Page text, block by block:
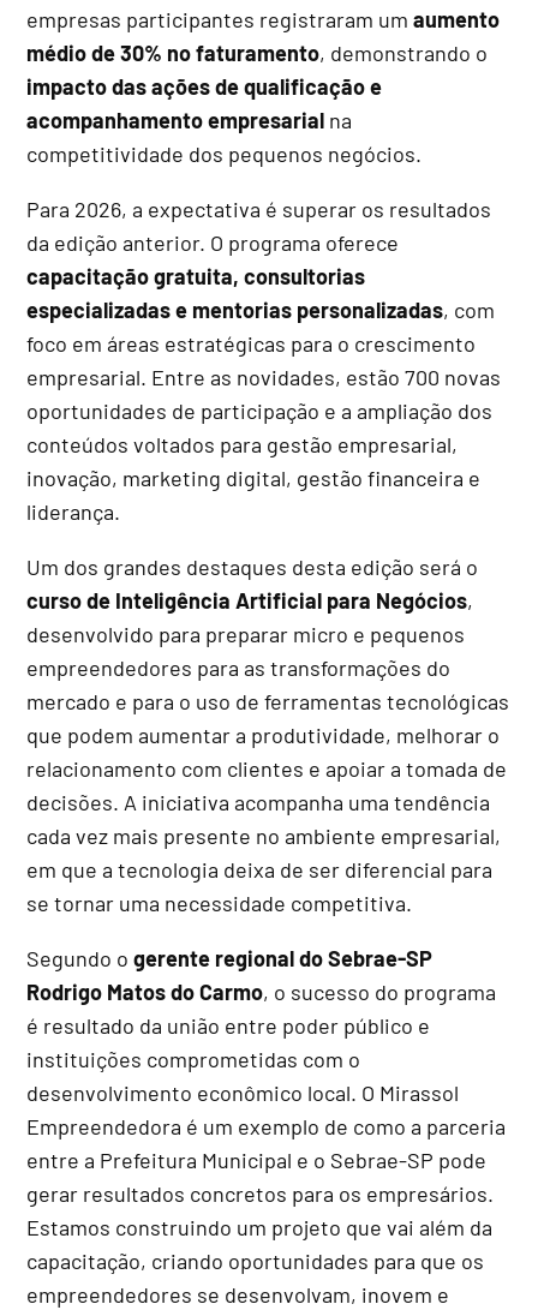
empresas participantes registraram umaumento
médio de 30% no faturamento, demonstrando o
impacto das ações de qualificação e
acompanhamento empresarial na
competitividade dos pequenos negócios.
Para 2026, a expectativa é superar os resultados
da edição anterior. O programa oferece
capacitação gratuita, consultorias
especializadas e mentorias personalizadas, com
foco em áreas estratégicas para o crescimento
empresarial. Entre as novidades, estão 700 novas
oportunidades de participação e a ampliação dos
conteúdos voltados para gestão empresarial,
inovação, marketing digital, gestão financeira e
liderança.
Um dos grandes destaques desta edição será o
curso de Inteligência Artificial para Negócios,
desenvolvido para preparar micro e pequenos
empreendedores para as transformações do
mercado e para o uso de ferramentas tecnológicas
que podem aumentar a produtividade, melhorar o
relacionamento com clientes e apoiar a tomada de
decisões. A iniciativa acompanha uma tendência
cada vez mais presente no ambiente empresarial,
em que a tecnologia deixa de ser diferencial para
se tornar uma necessidade competitiva.
Segundo o gerente regional do Sebrae-SP
Rodrigo Matos do Carmo, o sucesso do programa
é resultado da união entre poder público e
instituições comprometidas com o
desenvolvimento econômico local. O Mirassol
Empreendedora é um exemplo de como a parceria
entre a Prefeitura Municipal e o Sebrae-SP pode
gerar resultados concretos para os empresários.
Estamos construindo um projeto que vai além da
capacitação, criando oportunidades para que os
empreendedores se desenvolvam, inovem e